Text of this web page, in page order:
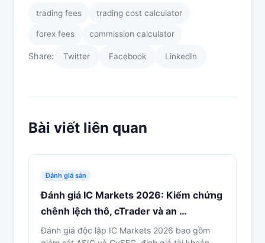
trading fees trading cost calculator
forex fees commission calculator
Share: Twitter Facebook LinkedIn
Bài viết liên quan
Đánh giá sàn
Đánh giá IC Markets 2026: Kiểm chứng
chênh lệch thô, cTrader và an …
Đánh giá độc lập IC Markets 2026 bao gồm